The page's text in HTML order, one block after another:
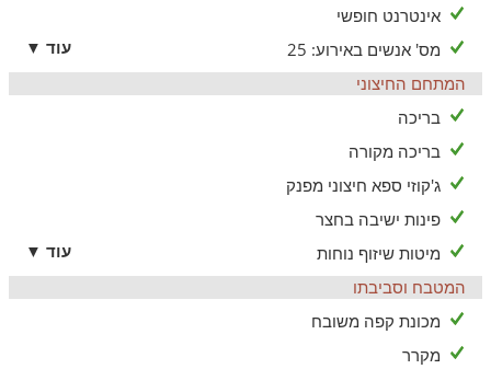
כמה דברים שטוב לדעת לפני שמגיעים:
לחופשה הזו גם רקסי החבר הכי טוב שלנו וההולך על 4 יכול
להגיע!
הוילה הינה שומרת שבת וכוללת בית כנסת במרחק הליכה,
שעוני שבת, פלטה, ומיחם למים חמים, כיור כפול ומיטות יהודיות
קייטרינג ועיסויים (לנשים בלבד)
במרחק נסיעה קצר מהוילה תוכלו ליהנות משלל מטיולי
טרקטורונים, מסלולי טיול, יקבים פסטולים וממגוון בתי קפה
ומסעדות הנמצאים בכרמיאל הסמוכה (כ-10 דקות נסיעה).
אינטרנט חופשי
מס' אנשים באירוע: 25
עוד ▼
המתחם החיצוני
בריכה
בריכה מקורה
ג'קוזי ספא חיצוני מפנק
פינות ישיבה בחצר
מיטות שיזוף נוחות
עוד ▼
המטבח וסביבתו
מכונת קפה משובח
מקרר